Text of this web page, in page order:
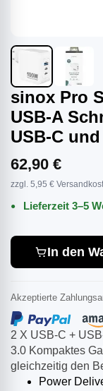
sinox Pro
USB-A
USB-C
2 X USB-C +
3.0 Kompaktes
gleichzeitig den
Power
62,90 €
zzgl. 5,95 €
Lieferzeit 3–5
In den
Akzeptierte